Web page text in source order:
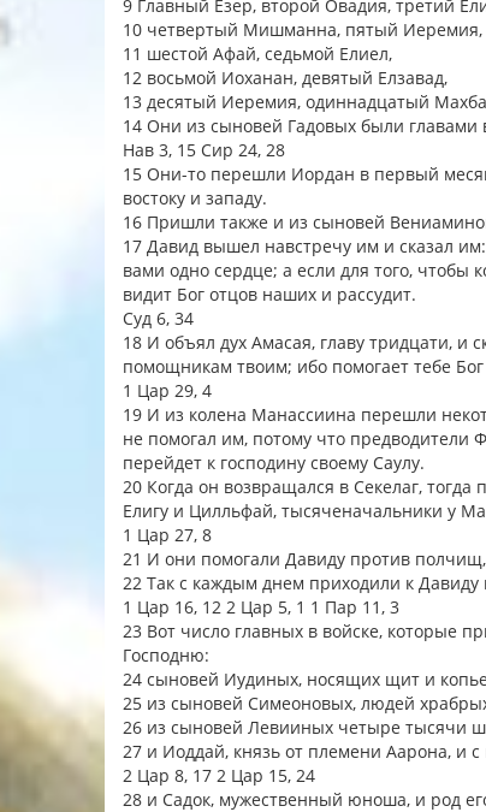
9 Главный Езер, второй Овадия, третий
10 четвертый Мишманна, пятый Иеремия,
11 шестой Афай, седьмой Елиел,
12 восьмой Иоханан, девятый Елзавад,
13 десятый Иеремия, одиннадцатый
14 Они из сыновей Гадовых были
Нав 3, 15 Сир 24, 28
15 Они-то перешли Иордан в первый
востоку и западу.
16 Пришли также и из сыновей
17 Давид вышел навстречу им и сказал
вами одно сердце; а если для того, чтобы
видит Бог отцов наших и рассудит.
Суд 6, 34
18 И объял дух Амасая, главу тридцати, и
помощникам твоим; ибо помогает тебе
1 Цар 29, 4
19 И из колена Манассиина перешли
не помогал им, потому что предводители
перейдет к господину своему Саулу.
20 Когда он возвращался в Секелаг,
Елигу и Цилльфай, тысяченачальники у
1 Цар 27, 8
21 И они помогали Давиду против
22 Так с каждым днем приходили к Давиду
1 Цар 16, 12 2 Цар 5, 1 1 Пар 11, 3
23 Вот число главных в войске, которые
Господню:
24 сыновей Иудиных, носящих щит и
25 из сыновей Симеоновых, людей
26 из сыновей Левииных четыре тысячи
27 и Иоддай, князь от племени Аарона, и
2 Цар 8, 17 2 Цар 15, 24
28 и Садок, мужественный юноша, и род